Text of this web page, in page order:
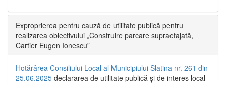
Exproprierea pentru cauză de utilitate publică pentru
realizarea obiectivului „Construire parcare supraetajată,
Cartier Eugen Ionescu”
Hotărârea Consiliului Local al Municipiului Slatina nr. 261 din
25.06.2025 declararea de utilitate publică și de interes local